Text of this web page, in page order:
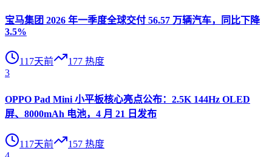
宝马集团 2026 年一季度全球交付 56.57 万辆汽车，同比下降
3.5%
117天前 177 热度
3
OPPO Pad Mini 小平板核心亮点公布：2.5K 144Hz OLED
屏、8000mAh 电池，4 月 21 日发布
117天前 157 热度